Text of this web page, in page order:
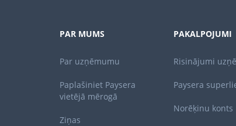
PAR MUMS
Par uzņēmumu
Paplašiniet Paysera
vietējā mērogā
Ziņas
PAKALPOJUMI
Risinājumi
Paysera
Norēķinu konts